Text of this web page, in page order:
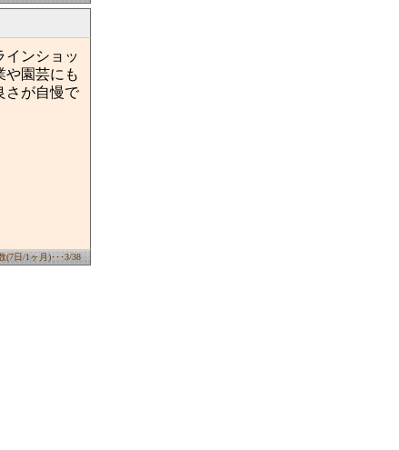
インショッ
や園芸にも
さが自慢で
日/1ヶ月)･･･3/38